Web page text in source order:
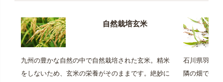
自然栽培玄米
九州の豊かな自然の中で自然栽培された玄米。精米
をしないため、玄米の栄養がそのままです。絶妙に
石川県羽咋
隣の畑で自